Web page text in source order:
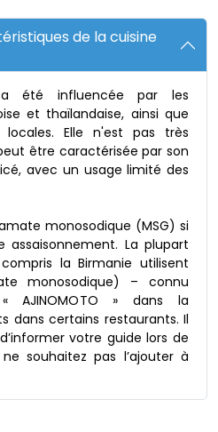
de la cuisine
été influencée par les
et thaïlandaise, ainsi que
Elle n'est pas très
être caractérisée par son
avec un usage limité des
monosodique (MSG) si
assaisonnement. La plupart
la Birmanie utilisent
monosodique) – connu
AJINOMOTO » dans la
dans certains restaurants. Il
votre guide lors de
souhaitez pas l’ajouter à